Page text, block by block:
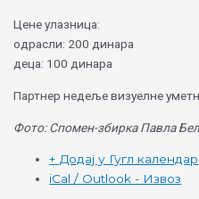
Цене улазница:
одрасли: 200 динара
деца: 100 динара
Партнер недеље визуелне
Фото: Спомен-збирка Павла
+ Додај у Гугл календар
iCal / Outlook - Извоз